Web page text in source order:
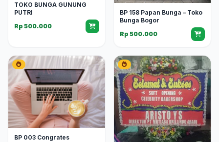
TOKO BUNGA GUNUNG
PUTRI
Rp 500.000
BP 158 Papan Bunga – Toko
Bunga Bogor
Rp 500.000
BP 003 Congrates